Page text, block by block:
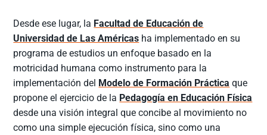
Desde ese lugar, la Facultad de Educación de
Universidad de Las Américas ha implementado en su
programa de estudios un enfoque basado en la
motricidad humana como instrumento para la
implementación del Modelo de Formación Práctica que
propone el ejercicio de la Pedagogía en Educación Física
desde una visión integral que concibe al movimiento no
como una simple ejecución física, sino como una